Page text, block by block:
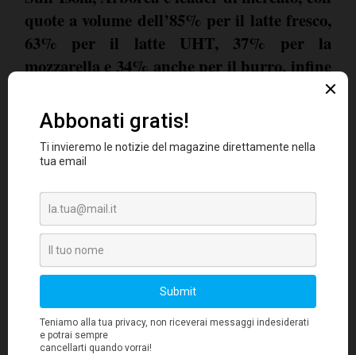
quote a volume dell’85% per il latte fresco,
63% per il latte UHT, 37% per la
mozzarella e 34% anche per il burro, infine
con il 34% per la ricotta, 17% per lo
stracchino e il 11% per lo yogurt
Sul mercato nazionale, la Cooperativa dispone
di reti di vendita indiretta che riportano alla
Direzione Vendite e a due capi area del Nord e
del Centro Sud.
L’obiettivodella Cooperativa”, precisa
Luciano Negri, Direttore Commerciale e
Marketing di Arborea, “è la presenza
continuativa nelle varie insegne della Gdo